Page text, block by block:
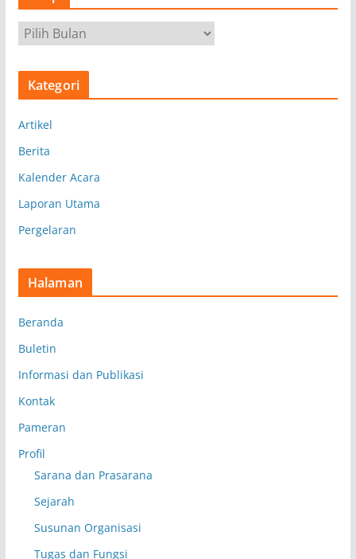
r
s
Kategori
Artikel
Berita
Kalender Acara
Laporan Utama
Pergelaran
Halaman
Beranda
Buletin
Informasi dan Publikasi
Kontak
Pameran
Profil
Sarana dan Prasarana
Sejarah
Susunan Organisasi
Tugas dan Fungsi